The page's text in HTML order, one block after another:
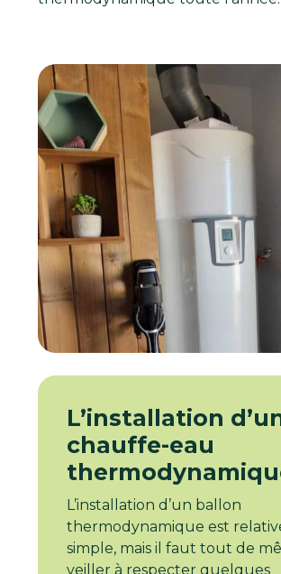
L’installation
chauffe-eau
L’installation d’un ballon
thermodynamique est
simple, mais il faut tout de
veiller à respecter quelques